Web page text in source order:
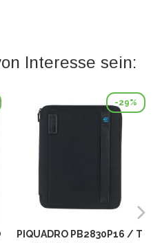
Interesse sein:
-29%
PIQUADRO PB2830P16 / T